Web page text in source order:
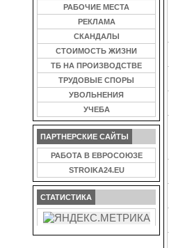
РАБОЧИЕ МЕСТА
РЕКЛАМА
СКАНДАЛЫ
СТОИМОСТЬ ЖИЗНИ
ТБ НА ПРОИЗВОДСТВЕ
ТРУДОВЫЕ СПОРЫ
УВОЛЬНЕНИЯ
УЧЕБА
ПАРТНЕРСКИЕ САЙТЫ
РАБОТА В ЕВРОСОЮЗЕ
STROIKA24.EU
СТАТИСТИКА